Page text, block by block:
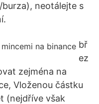
neotálejte s
bř
ez
zejména na
Vloženou částku
(nejdříve však